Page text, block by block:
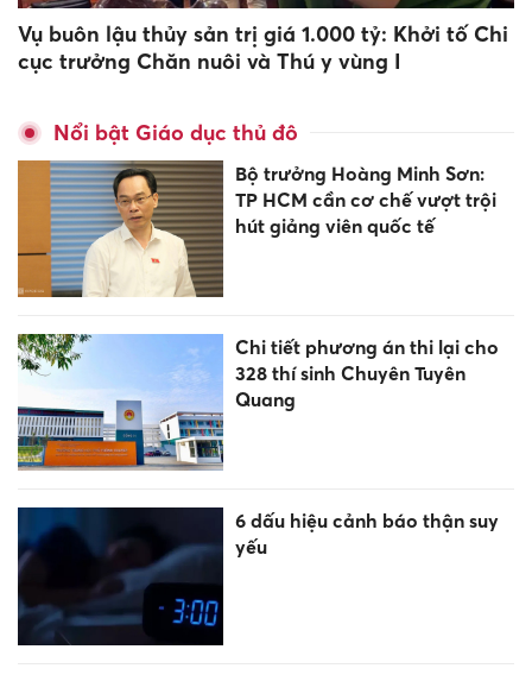
Vụ buôn lậu thủy sản trị giá 1.000 tỷ: Khởi tố Chi
cục trưởng Chăn nuôi và Thú y vùng I
Nổi bật Giáo dục thủ đô
Bộ trưởng Hoàng Minh Sơn:
TP HCM cần cơ chế vượt trội
hút giảng viên quốc tế
Chi tiết phương án thi lại cho
328 thí sinh Chuyên Tuyên
Quang
6 dấu hiệu cảnh báo thận suy
yếu